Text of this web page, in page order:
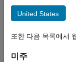
HDF4 파일
이 페이지 내용
구문
United States
또한 다음 목록에서
미주